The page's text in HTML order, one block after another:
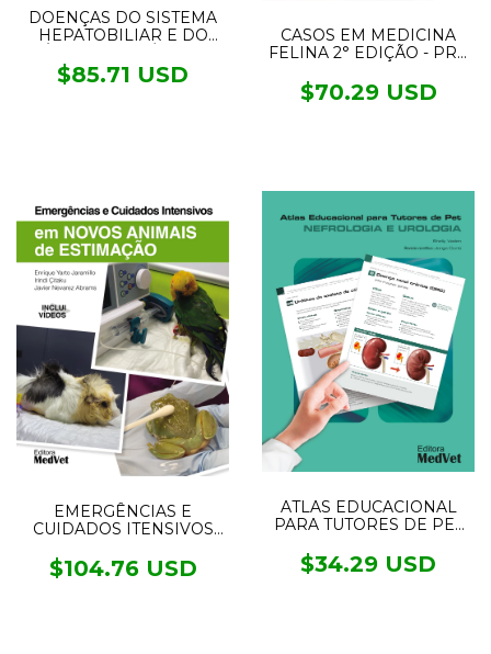
DOENÇAS DO SISTEMA
HEPATOBILIAR E DO
DO CÃO
$85.71 USD
CASOS EM MEDICINA
FELINA 2° EDIÇÃO - PRÉ
PARTIR DO DIA 16/08/23
$70.29 USD
EMERGÊNCIAS E
CUIDADOS ITENSIVOS
ESTIMAÇÃO
$104.76 USD
ATLAS EDUCACIONAL
PARA TUTORES DE PET
UROLOGIA
$34.29 USD